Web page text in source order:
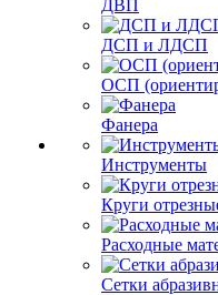
ДВП
ДСП и ЛДСП
ОСП
Фанера
Инструменты
Круги
Расходные
Сетки